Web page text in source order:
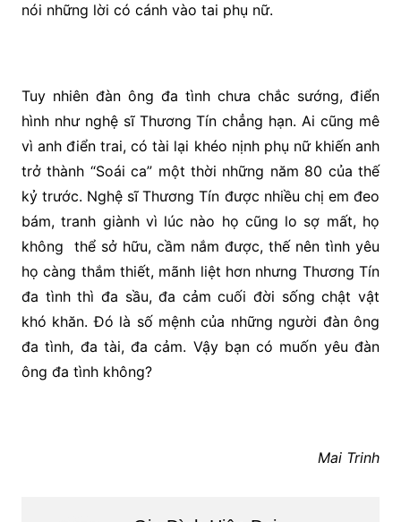
nói những lời có cánh vào tai phụ nữ.
Tuy nhiên đàn ông đa tình chưa chắc sướng, điển
hình như nghệ sĩ Thương Tín chẳng hạn. Ai cũng mê
vì anh điển trai, có tài lại khéo nịnh phụ nữ khiến anh
trở thành “Soái ca” một thời những năm 80 của thế
kỷ trước. Nghệ sĩ Thương Tín được nhiều chị em đeo
bám, tranh giành vì lúc nào họ cũng lo sợ mất, họ
không thể sở hữu, cầm nắm được, thế nên tình yêu
họ càng thắm thiết, mãnh liệt hơn nhưng Thương Tín
đa tình thì đa sầu, đa cảm cuối đời sống chật vật
khó khăn. Đó là số mệnh của những người đàn ông
đa tình, đa tài, đa cảm. Vậy bạn có muốn yêu đàn
ông đa tình không?
Mai Trinh